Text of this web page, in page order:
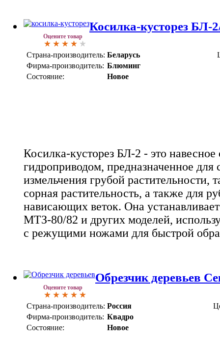
Оцените товар
Косилка-кусторез БЛ-
Страна-производитель: Беларусь
Фирма-производитель: Блюминг
Состояние:
Новое
Косилка-кусторез БЛ-2 - это навесное
гидроприводом, предназначенное для
измельчения грубой растительности,
сорная растительность, а также для
нависающих веток. Она
МТЗ-80/82 и других моделей,
с режущими ножами для быстрой
Оцените товар
Обрезчик деревьев
Страна-производитель: Россия
Фирма-производитель: Квадро
Состояние:
Новое